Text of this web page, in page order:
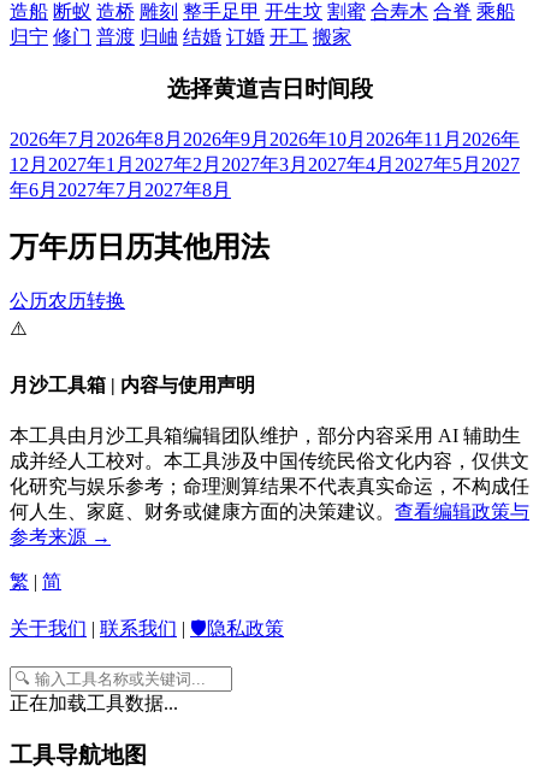
造船 断蚁 造桥 雕刻 整手足甲 开生坟 割蜜 合寿木 合脊 乘船
归宁 修门 普渡 归岫 结婚 订婚 开工 搬家
选择黄道吉日时间段
2026年7月 2026年8月 2026年9月 2026年10月 2026年11月 2026年
12月 2027年1月 2027年2月 2027年3月 2027年4月 2027年5月 2027
年6月 2027年7月 2027年8月
万年历日历其他用法
公历农历转换
⚠️
月沙工具箱 | 内容与使用声明
本工具由月沙工具箱编辑团队维护，部分内容采用 AI 辅助生
成并经人工校对。本工具涉及中国传统民俗文化内容，仅供文
化研究与娱乐参考；命理测算结果不代表真实命运，不构成任
何人生、家庭、财务或健康方面的决策建议。 查看编辑政策与
参考来源 →
繁 | 简
关于我们 | 联系我们 | 🛡️隐私政策
正在加载工具数据...
工具导航地图